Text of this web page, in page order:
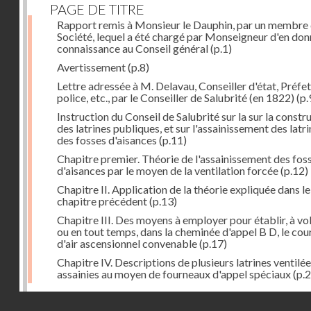
PAGE DE TITRE
Rapport remis à Monsieur le Dauphin, par un membre
Société, lequel a été chargé par Monseigneur d'en
connaissance au Conseil général(p.1)
Avertissement(p.8)
Lettre adressée à M. Delavau, Conseiller d'état,
police, etc., par le Conseiller de Salubrité (en 1822)
Instruction du Conseil de Salubrité sur la sur la
des latrines publiques, et sur l'assainissement des
des fosses d'aisances (p.11)
Chapitre premier. Théorie de l'assainissement des
d'aisances par le moyen de la ventilation forcée(p.12)
Chapitre II. Application de la théorie expliquée dans le
chapitre précédent(p.13)
Chapitre III. Des moyens à employer pour établir, à
ou en tout temps, dans la cheminée d'appel B D, le
d'air ascensionnel convenable(p.17)
Chapitre IV. Descriptions de plusieurs latrines
assainies au moyen de fourneaux d'appel spéciaux
Dernière image